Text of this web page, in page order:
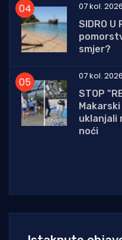
07 kol. 2026
SIDRO
smjer?
07 kol. 2026
STOP
uklanjali
noći